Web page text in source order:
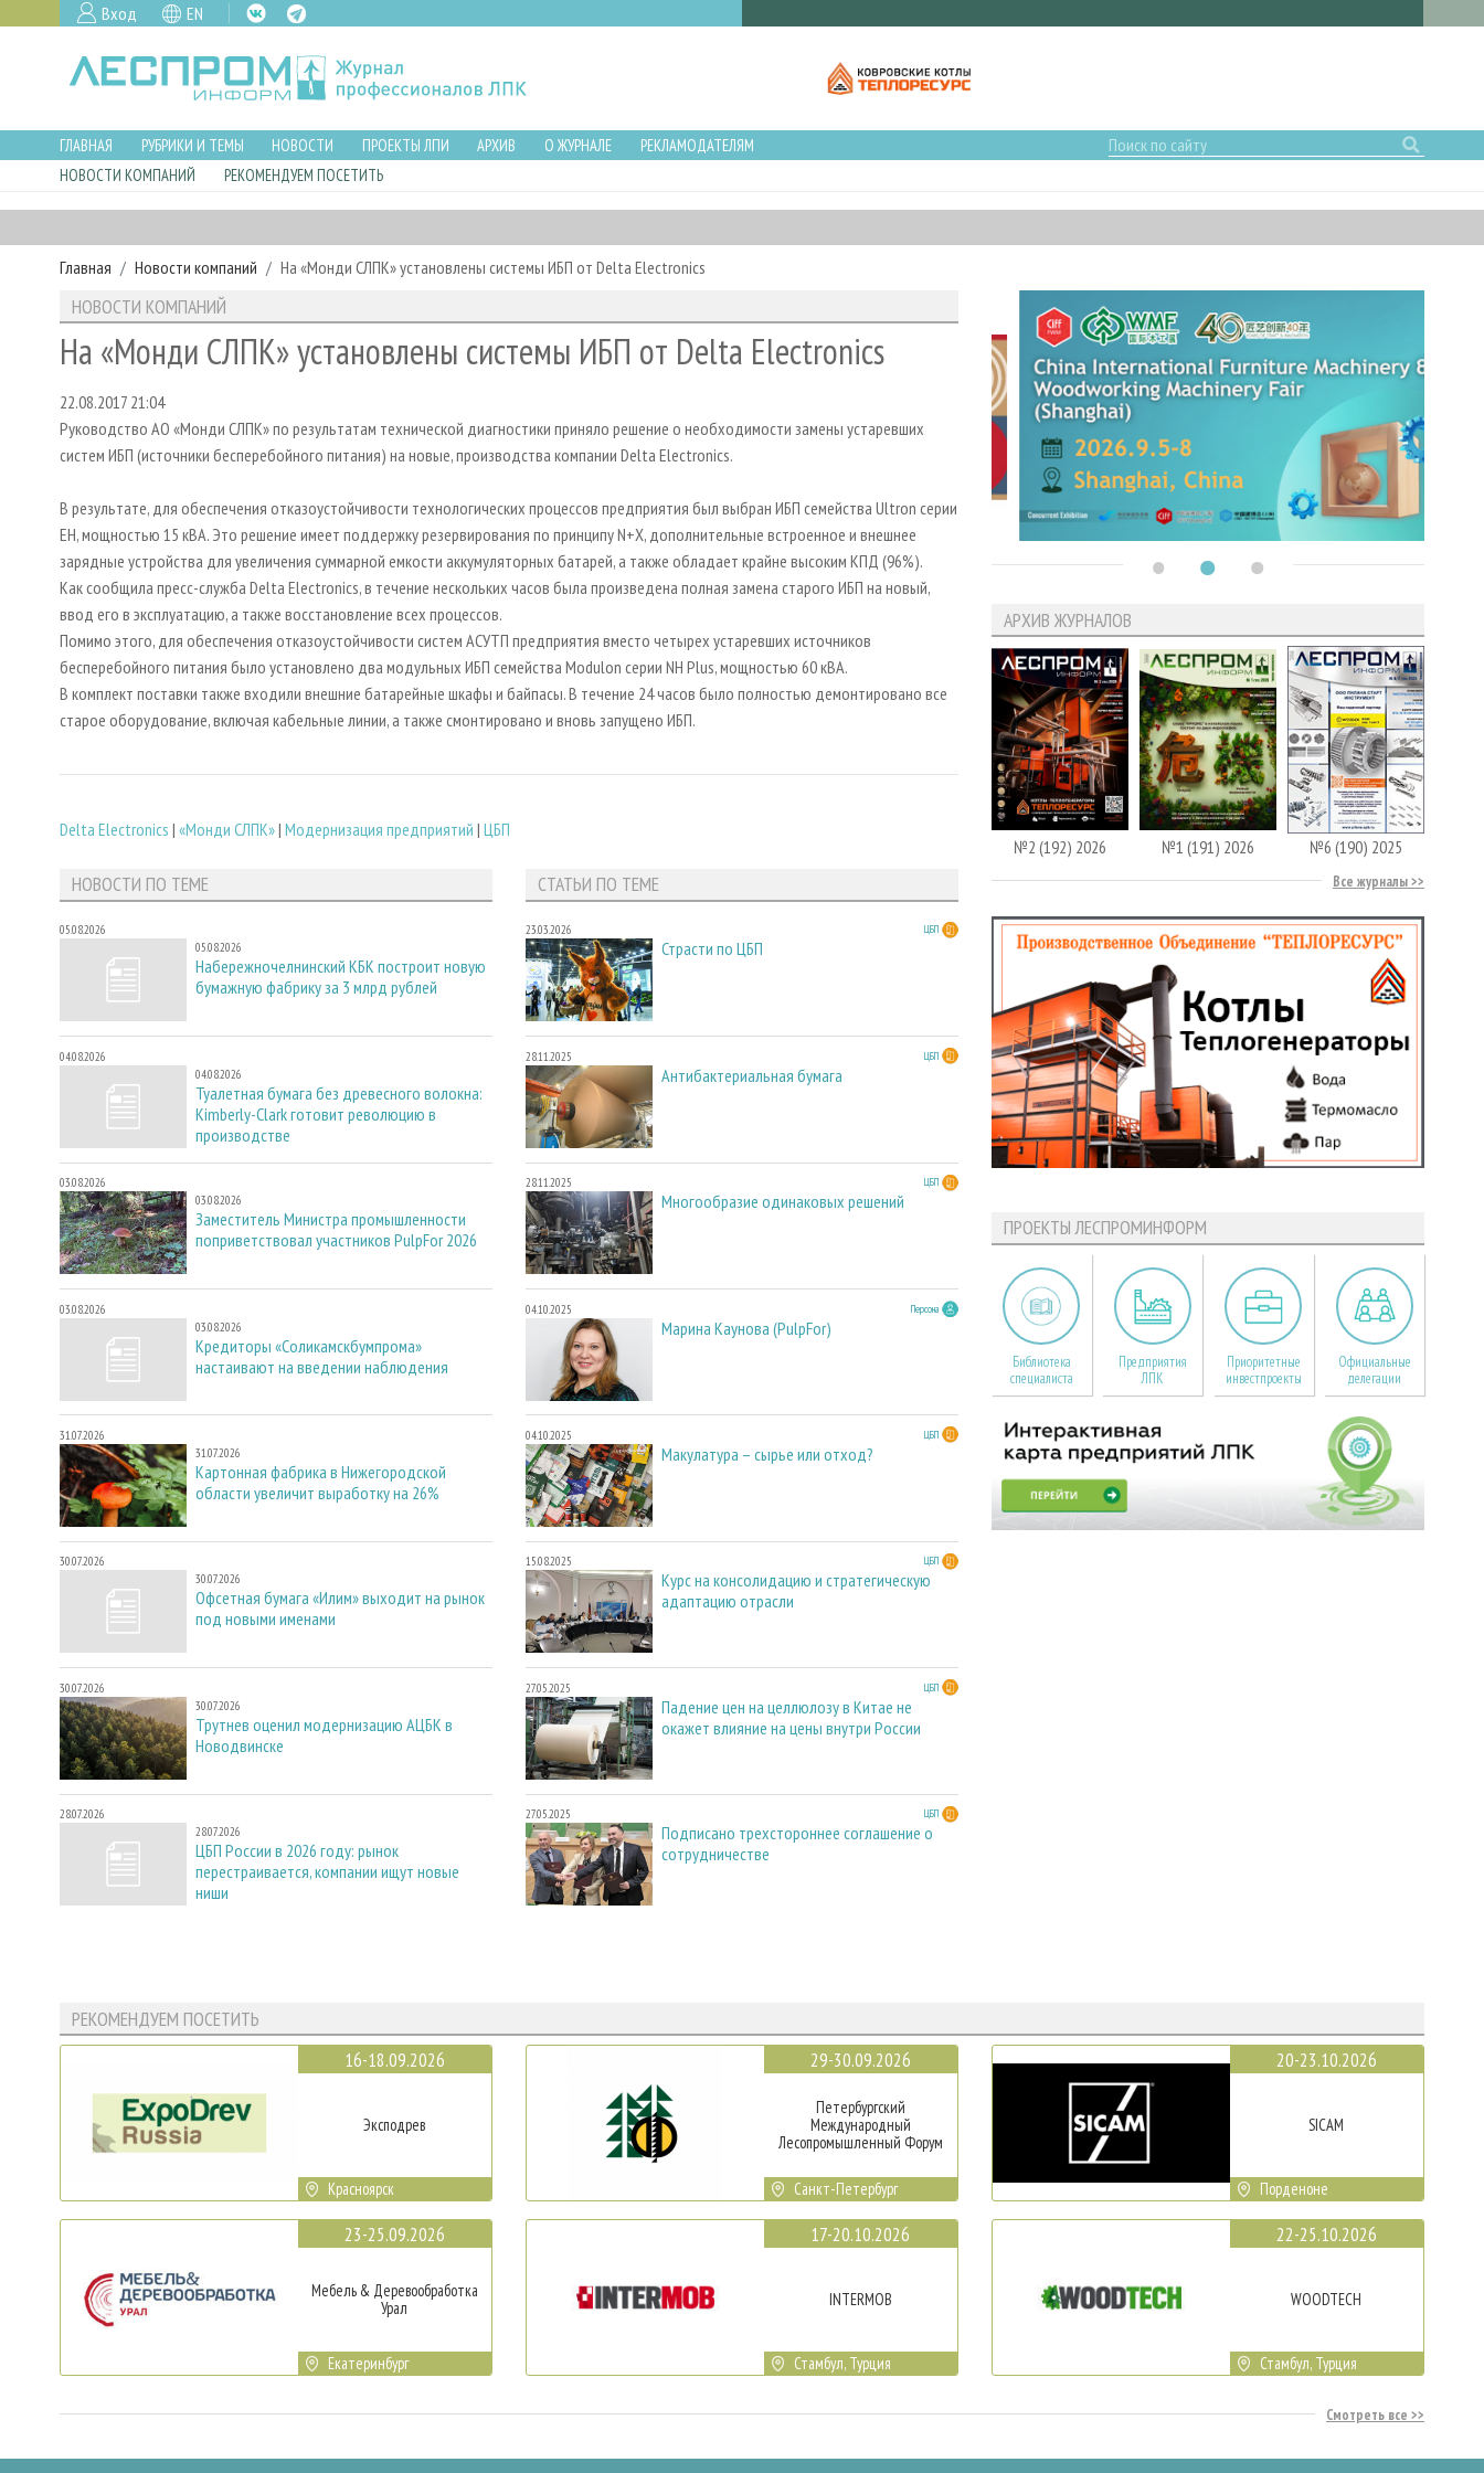
Вход EN
ГЛАВНАЯ РУБРИКИ И ТЕМЫ НОВОСТИ ПРОЕКТЫ ЛПИ АРХИВ О ЖУРНАЛЕ
РЕКЛАМОДАТЕЛЯМ
НОВОСТИ КОМПАНИЙ
РЕКОМЕНДУЕМ ПОСЕТИТЬ
Главная Новости компаний На «Монди СЛПК» установлены системы ИБП от Delta Electronics
НОВОСТИ КОМПАНИЙ
На «Монди СЛПК» установлены системы ИБП от Delta Electronics
22.08.2017 21:04
Руководство АО «Монди СЛПК» по результатам технической диагностики приняло решение о необходимости замены устаревших
систем ИБП (источники бесперебойного питания) на новые, производства компании Delta Electronics.
В результате, для обеспечения отказоустойчивости технологических процессов предприятия был выбран ИБП семейства Ultron серии
EH, мощностью 15 кВА. Это решение имеет поддержку резервирования по принципу N+X, дополнительные встроенное и внешнее
зарядные устройства для увеличения суммарной емкости аккумуляторных батарей, а также обладает крайне высоким КПД (96%).
Как сообщила пресс-служба Delta Electronics, в течение нескольких часов была произведена полная замена старого ИБП на новый,
ввод его в эксплуатацию, а также восстановление всех процессов.
Помимо этого, для обеспечения отказоустойчивости систем АСУТП предприятия вместо четырех устаревших источников
бесперебойного питания было установлено два модульных ИБП семейства Modulon серии NH Plus, мощностью 60 кВА.
В комплект поставки также входили внешние батарейные шкафы и байпасы. В течение 24 часов было полностью демонтировано все
старое оборудование, включая кабельные линии, а также смонтировано и вновь запущено ИБП.
Delta Electronics | «Монди СЛПК»| Модернизация предприятий | ЦБП
НОВОСТИ ПО ТЕМЕ
05.08.2026
05.08.2026
Набережночелнинский КБК построит новую
бумажную фабрику за 3 млрд рублей
04.08.2026
04.08.2026
Туалетная бумага без древесного волокна:
Kimberly-Clark готовит революцию в
производстве
03.08.2026
03.08.2026
Заместитель Министра промышленности
поприветствовал участников PulpFor 2026
03.08.2026
03.08.2026
Кредиторы «Соликамскбумпрома»
настаивают на введении наблюдения
31.07.2026
31.07.2026
Картонная фабрика в Нижегородской
области увеличит выработку на 26%
30.07.2026
30.07.2026
Офсетная бумага «Илим» выходит на рынок
под новыми именами
30.07.2026
30.07.2026
Трутнев оценил модернизацию АЦБК в
Новодвинске
28.07.2026
28.07.2026
ЦБП России в 2026 году: рынок
перестраивается, компании ищут новые
ниши
СТАТЬИ ПО ТЕМЕ
23.03.2026 ЦБП
Страсти по ЦБП
28.11.2025 ЦБП
Антибактериальная бумага
28.11.2025 ЦБП
Многообразие одинаковых решений
04.10.2025 Персона
Марина Каунова (PulpFor)
04.10.2025 ЦБП
Макулатура – сырье или отход?
15.08.2025 ЦБП
Курс на консолидацию и стратегическую
адаптацию отрасли
27.05.2025 ЦБП
Падение цен на целлюлозу в Китае не
окажет влияние на цены внутри России
27.05.2025 ЦБП
Подписано трехстороннее соглашение о
сотрудничестве
АРХИВ ЖУРНАЛОВ
№2 (192) 2026 №1 (191) 2026 №6 (190) 2025
Все журналы
ПРОЕКТЫ ЛЕСПРОМИНФОРМ
Библиотека
специалиста
Предприятия
ЛПК
Приоритетные
инвестпроекты
Официальные
делегации
РЕКОМЕНДУЕМ ПОСЕТИТЬ
16-18.09.2026
Эксподрев
Красноярск
23-25.09.2026
Мебель & Деревообработка
Урал
Екатеринбург
29-30.09.2026
Петербургский
Международный
Лесопромышленный Форум
Санкт-Петербург
17-20.10.2026
INTERMOB
Стамбул, Турция
20-23.10.2026
SICAM
Порденоне
22-25.10.2026
WOODTECH
Стамбул, Турция
Смотреть все